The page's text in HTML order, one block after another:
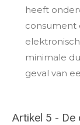
heeft
consument
minimale
geval van
Artikel 5 - De